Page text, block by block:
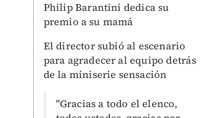
Philip Barantini dedica su
premio a su mamá
El director subió al escenario
para agradecer al equipo detrás
de la miniserie sensación
"Gracias a todo el elenco,